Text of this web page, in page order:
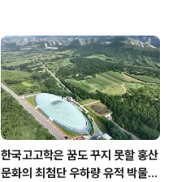
한국고고학은 꿈도 꾸지 못할 홍산
문화의 최첨단 우하량 유적 박물관